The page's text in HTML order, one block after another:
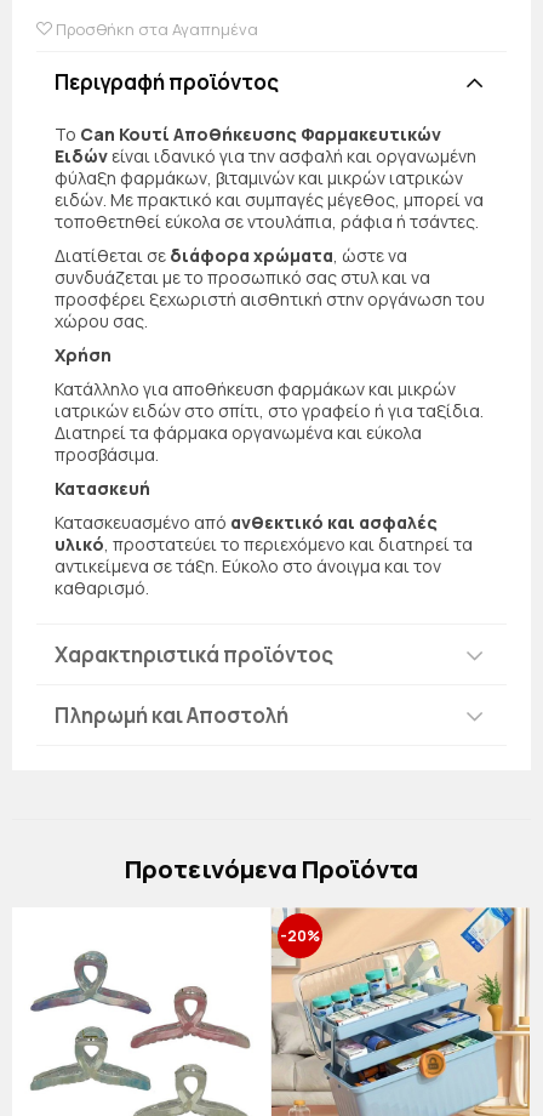
Προσθήκη στα Αγαπημένα
Περιγραφή προϊόντος
Το Can Κουτί Αποθήκευσης Φαρμακευτικών
Ειδών είναι ιδανικό για την ασφαλή και οργανωμένη
φύλαξη φαρμάκων, βιταμινών και μικρών ιατρικών
ειδών. Με πρακτικό και συμπαγές μέγεθος, μπορεί να
τοποθετηθεί εύκολα σε ντουλάπια, ράφια ή τσάντες.
Διατίθεται σε διάφορα χρώματα, ώστε να
συνδυάζεται με το προσωπικό σας στυλ και να
προσφέρει ξεχωριστή αισθητική στην οργάνωση του
χώρου σας.
Χρήση
Κατάλληλο για αποθήκευση φαρμάκων και μικρών
ιατρικών ειδών στο σπίτι, στο γραφείο ή για ταξίδια.
Διατηρεί τα φάρμακα οργανωμένα και εύκολα
προσβάσιμα.
Κατασκευή
Κατασκευασμένο από ανθεκτικό και ασφαλές
υλικό, προστατεύει το περιεχόμενο και διατηρεί τα
αντικείμενα σε τάξη. Εύκολο στο άνοιγμα και τον
καθαρισμό.
Χαρακτηριστικά προϊόντος
Πληρωμή και Αποστολή
Πρoτεινόμενα Προϊόντα
-20%